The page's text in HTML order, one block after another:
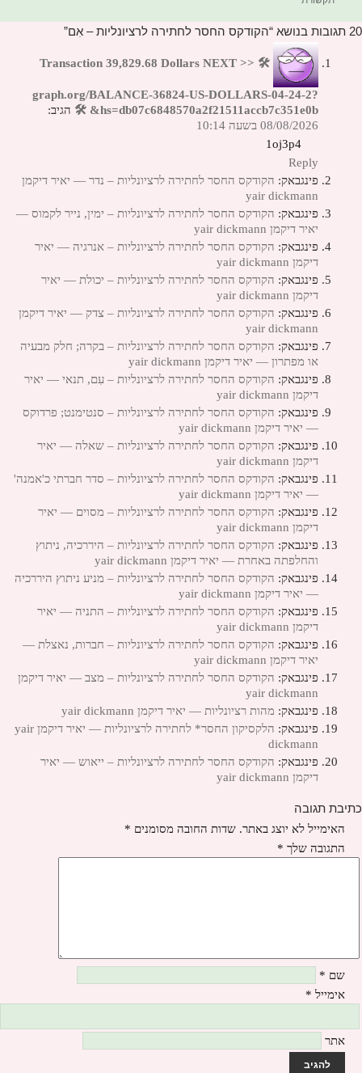
20 תגובות בנושא “הקודקס החסר לחתירה לרציונליות – אִם”
🛠 Transaction 39,829.68 Dollars NEXT >>
graph.org/BALANCE-36824-US-DOLLARS-04-24-2?
hs=db07c6848570a2f21511accb7c351e0b& 🛠
הגיב:
08/08/2026 בשעה 10:14
1oj3p4
Reply
פינגבאק: הקודקס החסר לחתירה לרציונליות – נדר — יאיר דיקמן
yair dickmann
פינגבאק: הקודקס החסר לחתירה לרציונליות – ימין, נייר לקמוס —
יאיר דיקמן yair dickmann
פינגבאק: הקודקס החסר לחתירה לרציונליות – אנרגיה — יאיר
דיקמן yair dickmann
פינגבאק: הקודקס החסר לחתירה לרציונליות – יכולת — יאיר
דיקמן yair dickmann
פינגבאק: הקודקס החסר לחתירה לרציונליות – צדק — יאיר דיקמן
yair dickmann
פינגבאק: הקודקס החסר לחתירה לרציונליות – בקרה; חלק מבעיה
או מפתרון — יאיר דיקמן yair dickmann
פינגבאק: הקודקס החסר לחתירה לרציונליות – עִם, תנאי — יאיר
דיקמן yair dickmann
פינגבאק: הקודקס החסר לחתירה לרציונליות – סנטימנט; פרדוקס
— יאיר דיקמן yair dickmann
פינגבאק: הקודקס החסר לחתירה לרציונליות – שאלה — יאיר
דיקמן yair dickmann
פינגבאק: הקודקס החסר לחתירה לרציונליות – סדר חברתי כ'אמנה'
— יאיר דיקמן yair dickmann
פינגבאק: הקודקס החסר לחתירה לרציונליות – מסוים — יאיר
דיקמן yair dickmann
פינגבאק: הקודקס החסר לחתירה לרציונליות – היררכיה, ניתוץ
והחלפתה באחרת — יאיר דיקמן yair dickmann
פינגבאק: הקודקס החסר לחתירה לרציונליות – מניע ניתוץ היררכיה
— יאיר דיקמן yair dickmann
פינגבאק: הקודקס החסר לחתירה לרציונליות – התניה — יאיר
דיקמן yair dickmann
פינגבאק: הקודקס החסר לחתירה לרציונליות – חברות, נאצלת —
יאיר דיקמן yair dickmann
פינגבאק: הקודקס החסר לחתירה לרציונליות – מצב — יאיר דיקמן
yair dickmann
פינגבאק: מהות רציונליות — יאיר דיקמן yair dickmann
פינגבאק:
הלקסיקון החסר* לחתירה לרציונליות — יאיר דיקמן yair
dickmann
פינגבאק: הקודקס החסר לחתירה לרציונליות – ייאוש — יאיר
דיקמן yair dickmann
כתיבת תגובה
האימייל לא יוצג באתר. שדות החובה מסומנים *
התגובה שלך *
שם *
אימייל *
אתר